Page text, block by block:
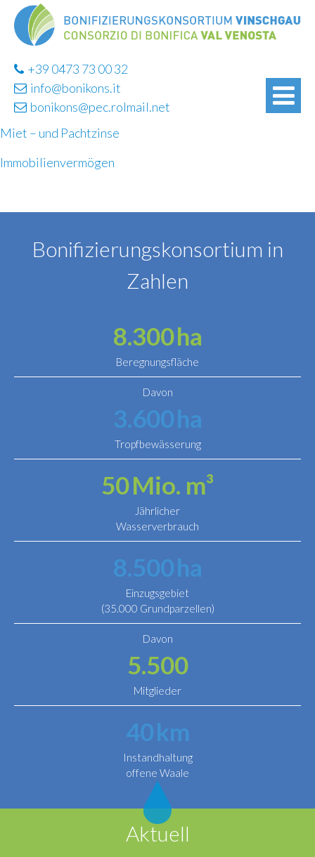
+39 0473 73 00 32
info@bonikons.it
bonikons@pec.rolmail.net
Miet – und Pachtzinse
Immobilienvermögen
Bonifizierungskonsortium in
Zahlen
8.300ha
Beregnungsfläche
Davon
3.600ha
Tropfbewässerung
50Mio. m³
Jährlicher
Wasserverbrauch
8.500ha
Einzugsgebiet
(35.000 Grundparzellen)
Davon
5.500
Mitglieder
40km
Instandhaltung
offene Waale
Aktuell